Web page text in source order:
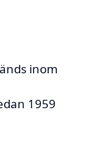
inom
1959